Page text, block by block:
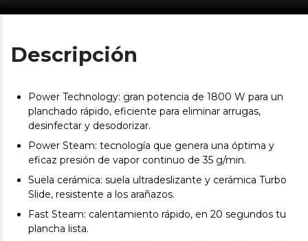
Descripción
Power Technology: gran potencia de 1800 W para un
planchado rápido, eficiente para eliminar arrugas,
desinfectar y desodorizar.
Power Steam: tecnología que genera una óptima y
eficaz presión de vapor continuo de 35 g/min.
Suela cerámica: suela ultradeslizante y cerámica Turbo
Slide, resistente a los arañazos.
Fast Steam: calentamiento rápido, en 20 segundos tu
plancha lista.